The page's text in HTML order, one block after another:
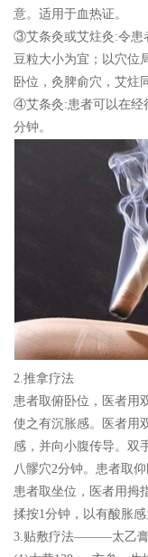
意。适用于血热证。
③艾条灸或艾炷灸:令患
豆粒大小为宜；以穴位
卧位，灸脾俞穴，艾炷
④艾条灸:患者可以在经
分钟。
2.推拿疗法
患者取俯卧位，医者用
使之有沉胀感。医者用
感，并向小腹传导。双
八髎穴2分钟。患者取
患者取坐位，医者用拇
揉按1分钟，以有酸胀感
3.贴敷疗法———太乙